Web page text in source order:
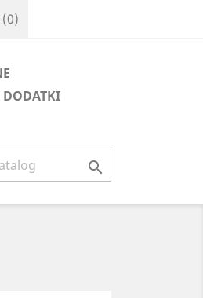
(0)
DODATKI
